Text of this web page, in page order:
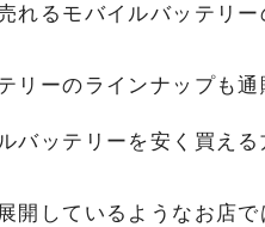
れるモバイルバッテリ
リーのラインナップも
バッテリーを安く買え
開しているようなお店